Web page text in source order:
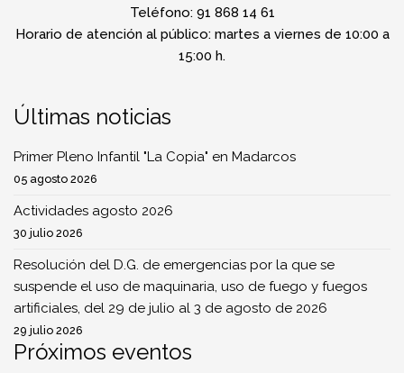
Teléfono: 91 868 14 61
Horario de atención al público: martes a viernes de 10:00 a
15:00 h.
Últimas noticias
Primer Pleno Infantil "La Copia" en Madarcos
05 agosto 2026
Actividades agosto 2026
30 julio 2026
Resolución del D.G. de emergencias por la que se
suspende el uso de maquinaria, uso de fuego y fuegos
artificiales, del 29 de julio al 3 de agosto de 2026
29 julio 2026
Próximos eventos